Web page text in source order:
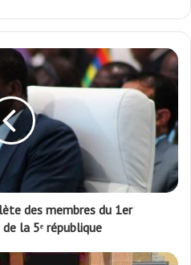
des membres du 1er
la 5ᵉ république